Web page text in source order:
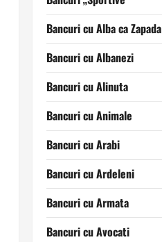
Bancuri cu Alba ca Zapada
Bancuri cu Albanezi
Bancuri cu Alinuta
Bancuri cu Animale
Bancuri cu Arabi
Bancuri cu Ardeleni
Bancuri cu Armata
Bancuri cu Avocati